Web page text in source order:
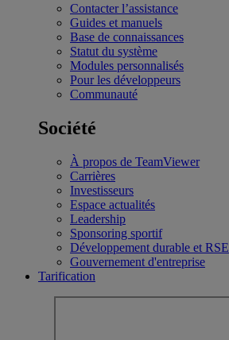
Contacter l’assistance
Guides et manuels
Base de connaissances
Statut du système
Modules personnalisés
Pour les développeurs
Communauté
Société
À propos de TeamViewer
Carrières
Investisseurs
Espace actualités
Leadership
Sponsoring sportif
Développement durable et RSE
Gouvernement d'entreprise
Tarification